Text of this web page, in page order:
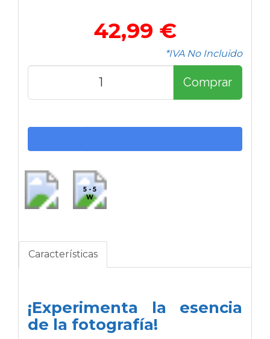
42,99 €
*IVA No Incluido
Comprar
5 - 5
W
Características
¡Experimenta la esencia
de la fotografía!